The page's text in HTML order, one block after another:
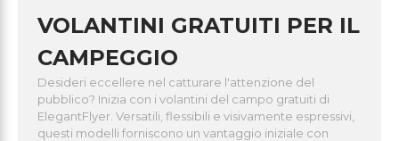
VOLANTINI GRATUITI PER IL
CAMPEGGIO
Desideri eccellere nel catturare l'attenzione del
pubblico? Inizia con i volantini del campo gratuiti di
ElegantFlyer. Versatili, flessibili e visivamente espressivi,
questi modelli forniscono un vantaggio iniziale con